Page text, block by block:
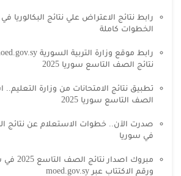
الخطوات كاملة
نتائج الصف التاسع سوريا 2025
تطبيق نتائج الامتحانات من وزارة التعليم..
الصف التاسع سوريا 2025
في سوريا
مبروك
ورقم الاكتتاب عبر moed.gov.sy